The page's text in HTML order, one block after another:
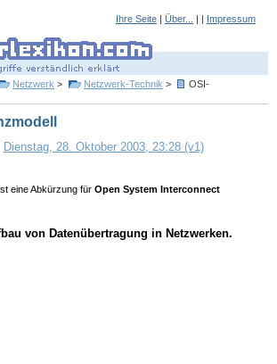
Ihre Seite | Über... | | Impressum
Netzwerk > Netzwerk-Technik >
OSI-
Dienstag, 28. Oktober 2003, 23:28 (v1)
eine Abkürzung für Open System Interconnect
von Datenübertragung in Netzwerken.